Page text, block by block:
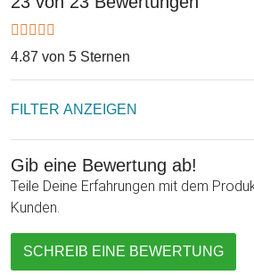
4.87 von 5 Sternen
FILTER ANZEIGEN
Gib eine Bewertung ab!
Teile Deine Erfahrungen mit dem
Kunden.
SCHREIB EINE BEWERTUNG